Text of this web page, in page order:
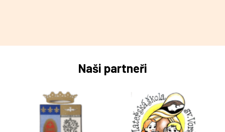
Naši partneři